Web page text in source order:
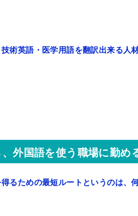
技術英語・医学用語を翻訳出来る人
外国語を使う職場に勤め
るための最短ルートというのは、